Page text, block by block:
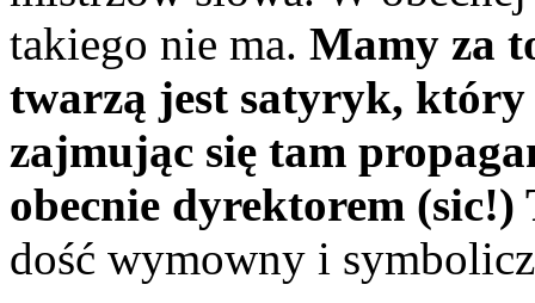
takiego nie ma. Mamy za
twarzą jest satyryk, który
zajmując się tam
obecnie dyrektorem (sic!)
dość wymowny i